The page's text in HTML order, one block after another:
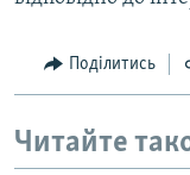
Поділитись
Читайте